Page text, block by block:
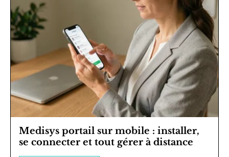
Medisys portail sur mobile : installer,
se connecter et tout gérer à distance